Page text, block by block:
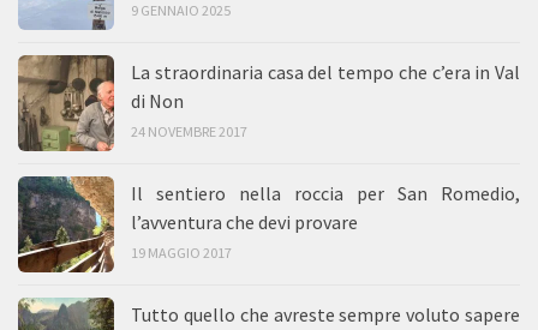
9 GENNAIO 2025
La straordinaria casa del tempo che c’era in Val
di Non
24 NOVEMBRE 2017
Il sentiero nella roccia per San Romedio,
l’avventura che devi provare
19 MAGGIO 2017
Tutto quello che avreste sempre voluto sapere